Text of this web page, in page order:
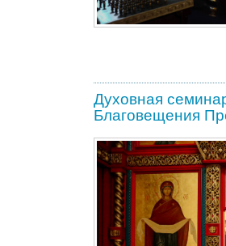
Духовная
Благовещения